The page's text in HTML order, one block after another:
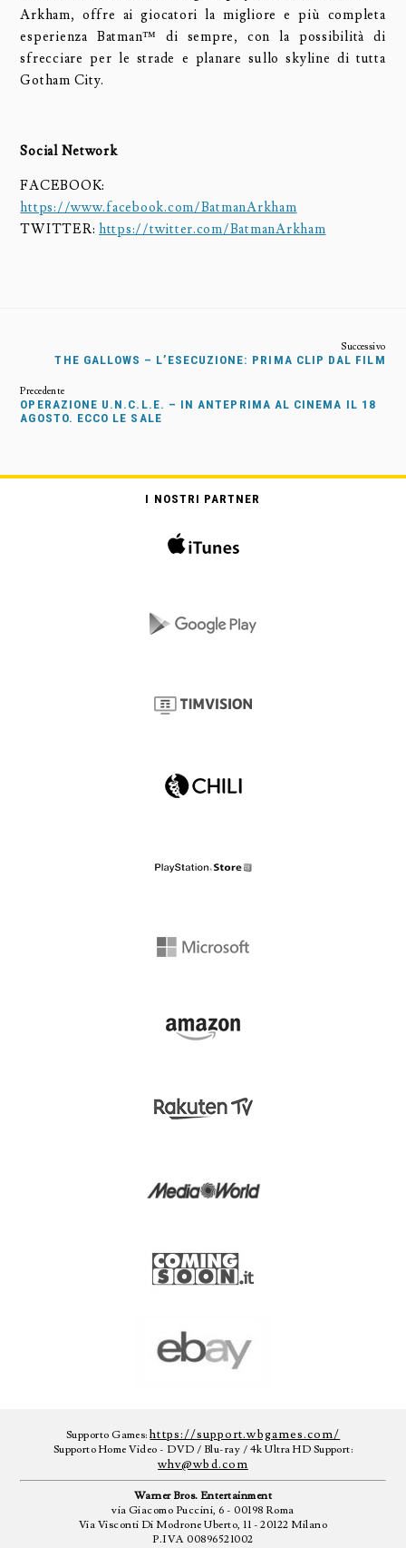
Arkham, offre ai giocatori la migliore e più completa
esperienza Batman™ di sempre, con la possibilità di
sfrecciare per le strade e planare sullo skyline di tutta
Gotham City.
Social Network
FACEBOOK:
https://www.facebook.com/BatmanArkham
TWITTER:https://twitter.com/BatmanArkham
THE GALLOWS – L’ESECUZIONE: PRIMA CLIP DAL FILM
OPERAZIONE U.N.C.L.E. – IN ANTEPRIMA AL CINEMA IL 18
AGOSTO. ECCO LE SALE
I NOSTRI PARTNER
Supporto Games:https://support.wbgames.com/
Supporto Home Video - DVD / Blu-ray / 4k Ultra HD Support:
whv@wbd.com
Warner Bros. Entertainment
via Giacomo Puccini, 6 - 00198 Roma
Via Visconti Di Modrone Uberto, 11 - 20122 Milano
P.IVA 00896521002